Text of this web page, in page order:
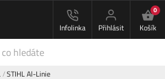
Infolinka Přihlásit
0
Košík
STIHL Al-Linie